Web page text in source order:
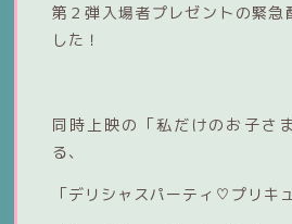
第２弾入場者プレゼントの緊急
した！
同時上映の「私だけのお子さ
る、
「デリシャスパーティ♡プリキ